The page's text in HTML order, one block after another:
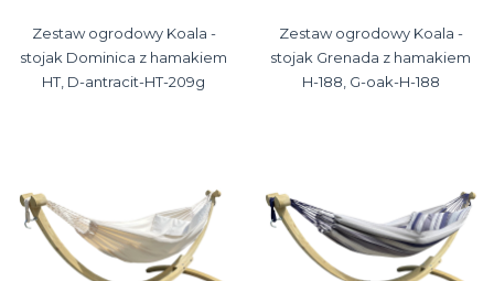
Zestaw ogrodowy Koala -
stojak Dominica z hamakiem
HT, D-antracit-HT-209g
Zestaw ogrodowy Koala -
stojak Grenada z hamakiem
H-188, G-oak-H-188